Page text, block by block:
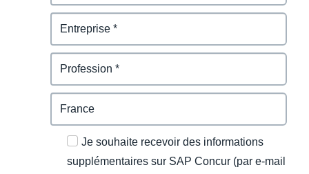
Je souhaite recevoir des informations
supplémentaires sur SAP Concur (par e-mail